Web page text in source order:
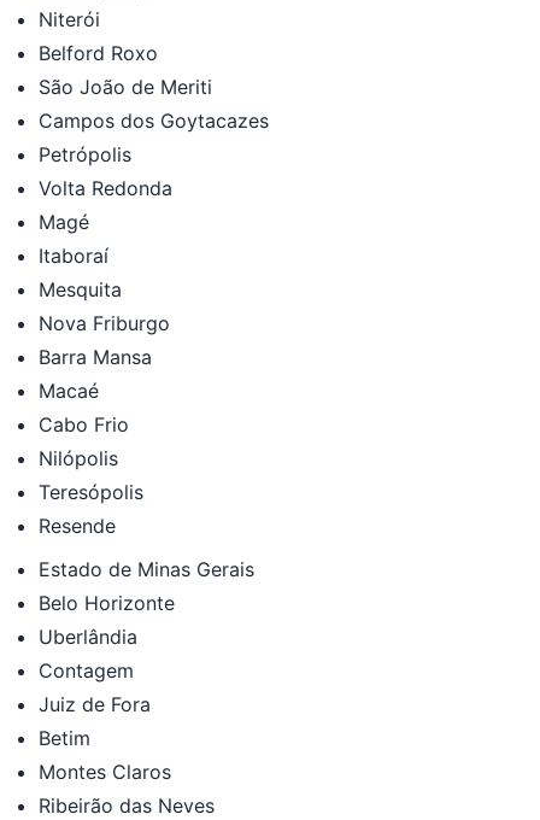
Niterói
Belford Roxo
São João de Meriti
Campos dos Goytacazes
Petrópolis
Volta Redonda
Magé
Itaboraí
Mesquita
Nova Friburgo
Barra Mansa
Macaé
Cabo Frio
Nilópolis
Teresópolis
Resende
Estado de Minas Gerais
Belo Horizonte
Uberlândia
Contagem
Juiz de Fora
Betim
Montes Claros
Ribeirão das Neves